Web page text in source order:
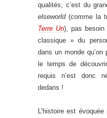
qualités, c’est du
elseworld(comme la
Terre Un), pas besoin
classique » du
dans un monde qu’on
le temps de
requis n’est donc
dedans !
L’histoire est